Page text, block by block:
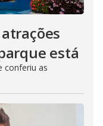
está
conferiu as